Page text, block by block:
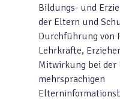
Bildungs- und
der Eltern und
Durchführung von
Lehrkräfte,
Mitwirkung bei der
mehrsprachigen